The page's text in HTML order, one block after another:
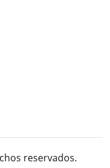
reservados.